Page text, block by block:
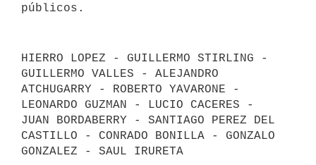
HIERRO LOPEZ - GUILLERMO STIRLING -
GUILLERMO VALLES - ALEJANDRO
ATCHUGARRY - ROBERTO YAVARONE -
LEONARDO GUZMAN - LUCIO CACERES -
JUAN BORDABERRY - SANTIAGO PEREZ DEL
CASTILLO - CONRADO BONILLA - GONZALO
GONZALEZ - SAUL IRURETA